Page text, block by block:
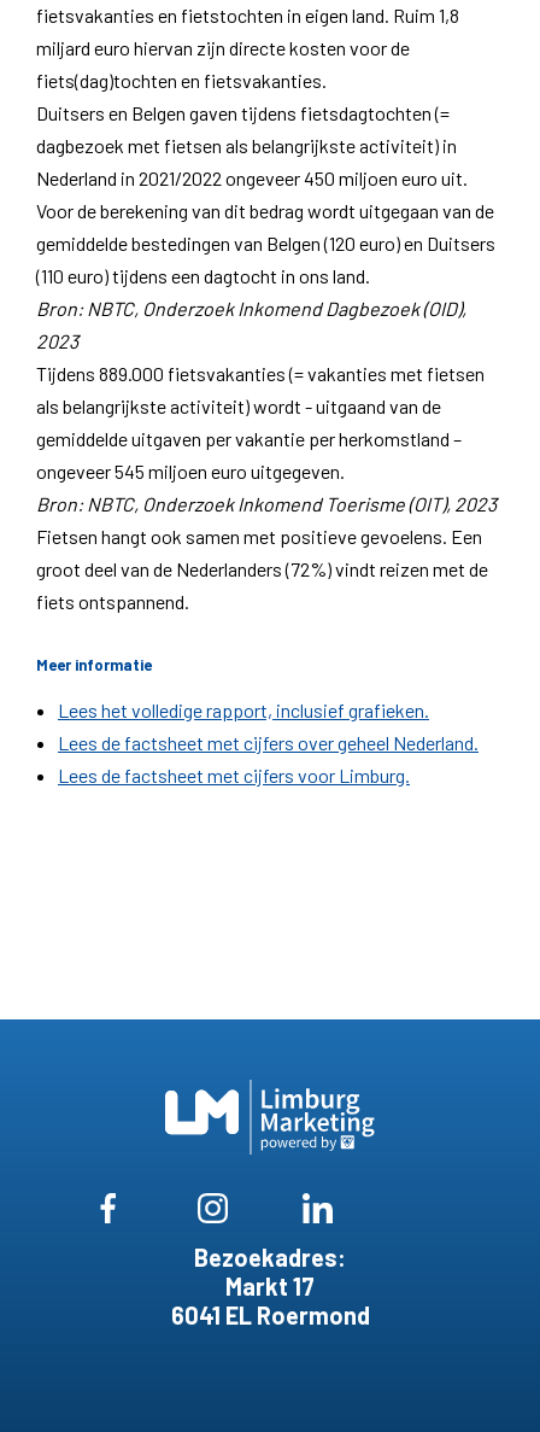
fietsvakanties en fietstochten in eigen land. Ruim 1,8
miljard euro hiervan zijn directe kosten voor de
fiets(dag)tochten en fietsvakanties.
Duitsers en Belgen gaven tijdens fietsdagtochten (=
dagbezoek met fietsen als belangrijkste activiteit) in
Nederland in 2021/2022 ongeveer 450 miljoen euro uit.
Voor de berekening van dit bedrag wordt uitgegaan van de
gemiddelde bestedingen van Belgen (120 euro) en Duitsers
(110 euro) tijdens een dagtocht in ons land.
Bron: NBTC, Onderzoek Inkomend Dagbezoek (OID),
2023
Tijdens 889.000 fietsvakanties (= vakanties met fietsen
als belangrijkste activiteit) wordt - uitgaand van de
gemiddelde uitgaven per vakantie per herkomstland –
ongeveer 545 miljoen euro uitgegeven.
Bron: NBTC, Onderzoek Inkomend Toerisme (OIT), 2023
Fietsen hangt ook samen met positieve gevoelens. Een
groot deel van de Nederlanders (72%) vindt reizen met de
fiets ontspannend.
Meer informatie
Lees het volledige rapport, inclusief grafieken.
Lees de factsheet met cijfers over geheel Nederland.
Lees de factsheet met cijfers voor Limburg.
Bezoekadres:
Markt 17
6041 EL Roermond